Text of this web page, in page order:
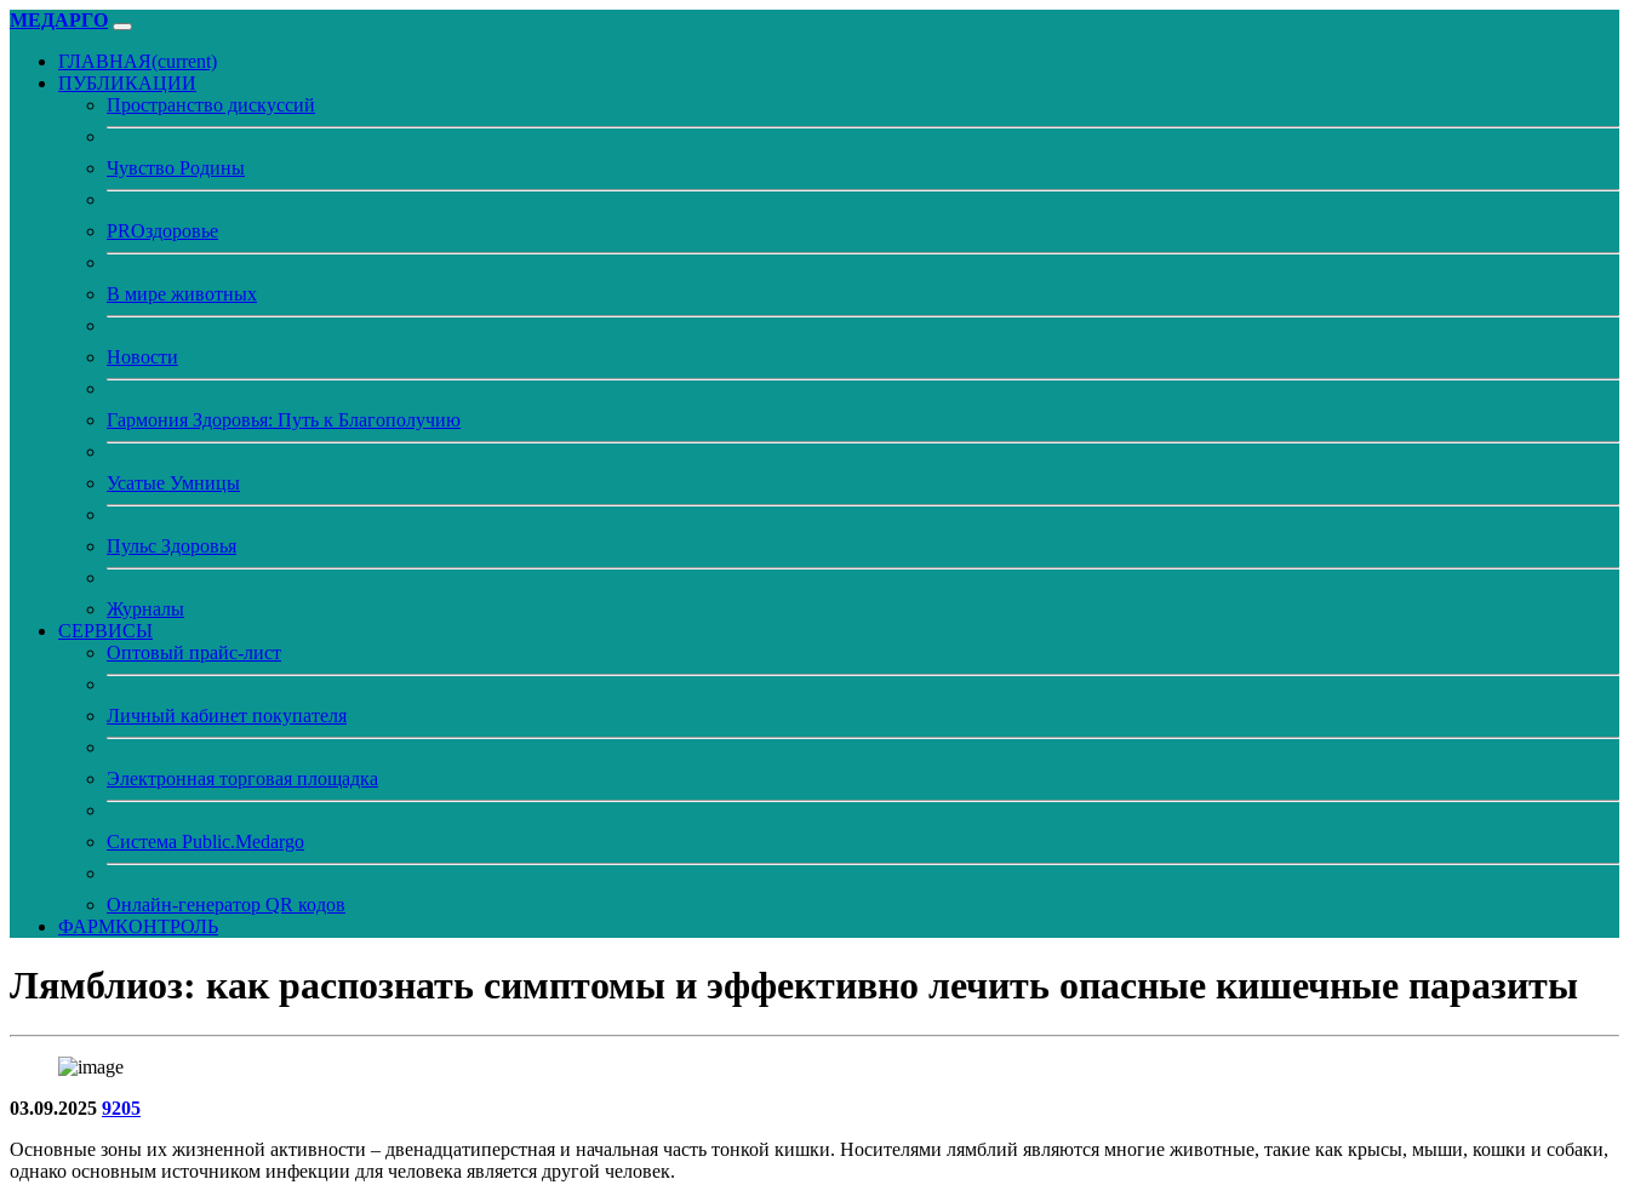
МЕДАРГО
ГЛАВНАЯ(current)
ПУБЛИКАЦИИ
Пространство дискуссий
Чувство Родины
PROздоровье
В мире животных
Новости
Гармония Здоровья: Путь к Благополучию
Усатые Умницы
Пульс Здоровья
Журналы
CЕРВИСЫ
Оптовый прайс-лист
Личный кабинет покупателя
Электронная торговая площадка
Система Public.Medargo
Онлайн-генератор QR кодов
ФАРМКОНТРОЛЬ
Лямблиоз: как распознать симптомы и эффективно лечить опасные кишечные паразиты
03.09.2025 9205
Основные зоны их жизненной активности – двенадцатиперстная и начальная часть тонкой кишки. Носителями лямблий являются многие животные, такие как крысы, мыши, кошки и собаки,
однако основным источником инфекции для человека является другой человек.